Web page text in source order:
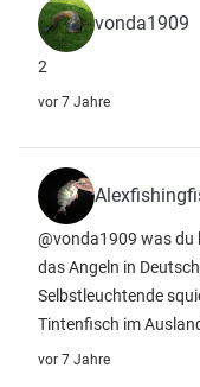
vonda1909
2
vor 7 Jahre
@vonda1909 was du
das Angeln in
Selbstleuchtende
Tintenfisch im
vor 7 Jahre